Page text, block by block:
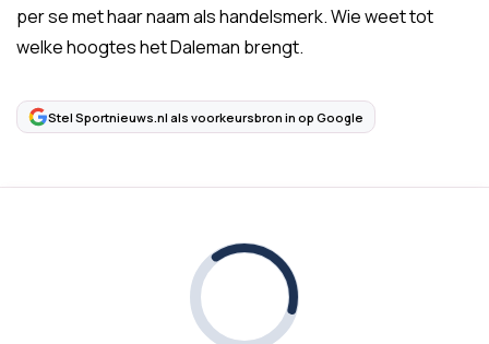
per se met haar naam als handelsmerk. Wie weet tot
welke hoogtes het Daleman brengt.
Stel Sportnieuws.nl als voorkeursbron in op Google